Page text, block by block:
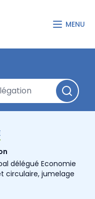
MENU
délégué Economie
circulaire, jumelage